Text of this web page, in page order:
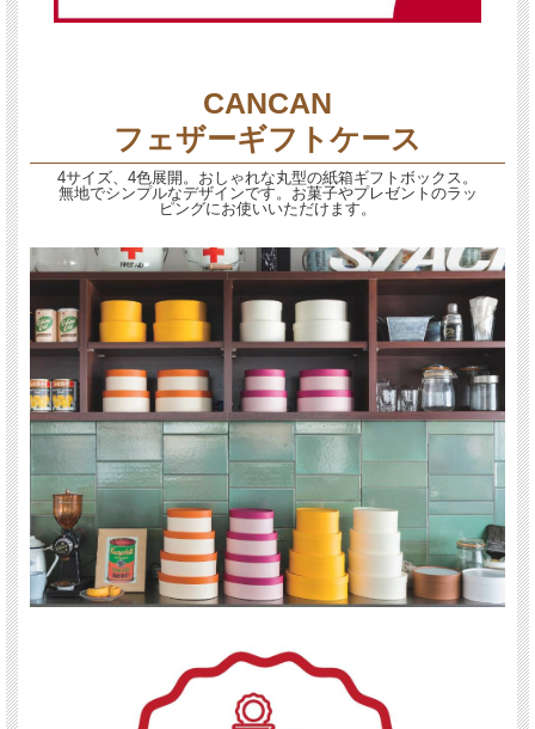
CANCAN
フェザーギフトケース
4サイズ、4色展開。おしゃれな丸型の紙箱ギフトボックス。
無地でシンプルなデザインです。お菓子やプレゼントのラッ
ピングにお使いいただけます。